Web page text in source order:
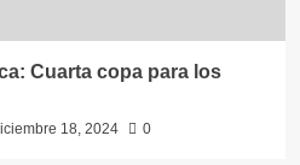
Cuarta copa para los
18, 2024 0